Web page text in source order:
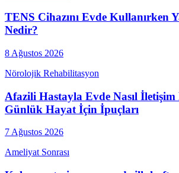
TENS Cihazını Evde Kullanırken
Nedir?
8 Ağustos 2026
Nörolojik Rehabilitasyon
Afazili Hastayla Evde Nasıl
Günlük Hayat İçin İpuçları
7 Ağustos 2026
Ameliyat Sonrası